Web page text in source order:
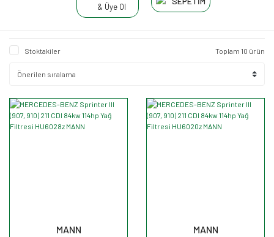
& Üye Ol
Stoktakiler Toplam 10 ürün
MANN MANN